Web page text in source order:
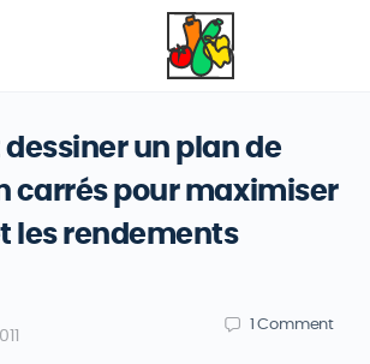
un plan de
carrés pour maximiser
les rendements
1Comment